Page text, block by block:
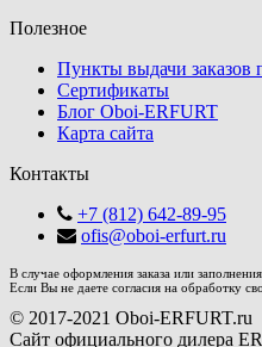
Полезное
Пункты выдачи заказов
Сертификаты
Блог Oboi-ERFURT
Карта сайта
Контакты
+7 (812) 642-89-95
ofis@oboi-erfurt.ru
В случае оформления заказа или
Если Вы не даете согласия на обработку
© 2017-2021 Oboi-ERFURT.ru
Сайт официального дилера